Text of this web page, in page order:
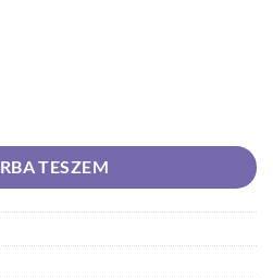
és jalapeno chili paprikával 300 g
TESZEM